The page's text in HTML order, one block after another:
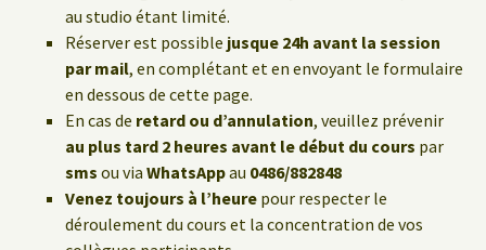
au studio étant limité.
Réserver est possible jusque 24h avant la session
par mail, en complétant et en envoyant le formulaire
en dessous de cette page.
En cas de retard ou d’annulation, veuillez prévenir
au plus tard 2 heures avant le début du cours par
sms ou via WhatsAppau 0486/882848
Venez toujours à l’heure pour respecter le
déroulement du cours et la concentration de vos